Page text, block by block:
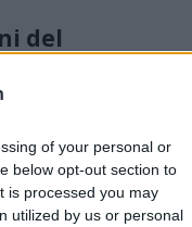
of your personal or
below opt-out section to
is processed you may
utilized by us or personal
del
chi
solo un